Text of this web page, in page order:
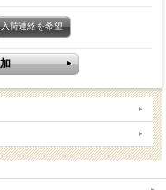
入荷連絡を希望